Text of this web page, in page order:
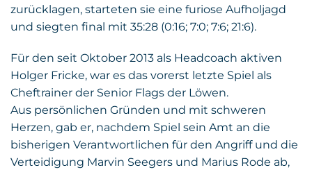
zurücklagen, starteten sie eine furiose Aufholjagd
und siegten final mit 35:28 (0:16; 7:0; 7:6; 21:6).
Für den seit Oktober 2013 als Headcoach aktiven
Holger Fricke, war es das vorerst letzte Spiel als
Cheftrainer der Senior Flags der Löwen.
Aus persönlichen Gründen und mit schweren
Herzen, gab er, nachdem Spiel sein Amt an die
bisherigen Verantwortlichen für den Angriff und die
Verteidigung Marvin Seegers und Marius Rode ab,